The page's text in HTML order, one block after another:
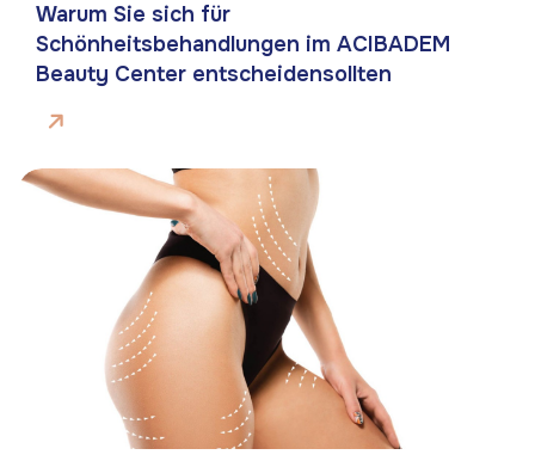
Warum Sie sich für
Schönheitsbehandlungen im ACIBADEM
Beauty Center entscheidensollten